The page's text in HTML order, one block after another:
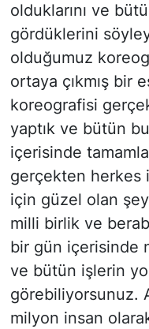
olduklarını ve
gördüklerini
olduğumuz
ortaya çıkmış bir
koreografisi
yaptık ve bütün
içerisinde
gerçekten herkes
için güzel olan
milli birlik ve
bir gün içerisinde
ve bütün işlerin
görebiliyorsunuz.
milyon insan